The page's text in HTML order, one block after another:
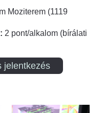
Moziterem (1119
2 pont/alkalom (bírálati
jelentkezés